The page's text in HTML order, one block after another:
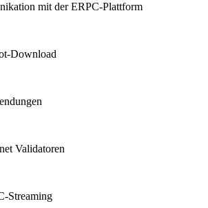
mit der ERPC-Plattform
Download
Validatoren
Streaming